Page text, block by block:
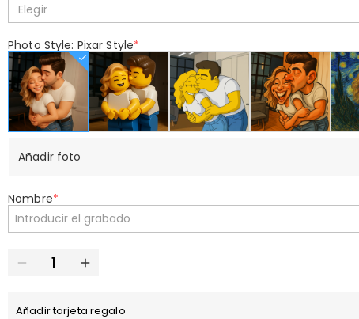
Elegir
Photo Style: Pixar Style*
Añadir foto
Nombre*
Añadir tarjeta regalo